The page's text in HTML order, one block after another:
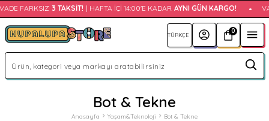
FARKSIZ 3 TAKSIT! | HAFTA İÇI 14:00'E KADAR AYNI GÜN KARGO!
0
Bot & Tekne
Anasayfa Yaşam&Teknoloji Bot & Tekne